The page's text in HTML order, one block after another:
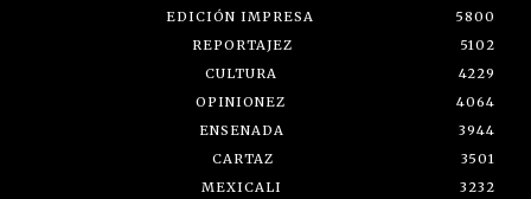
EDICIÓN IMPRESA
5800
REPORTAJEZ
5102
CULTURA
4229
OPINIONEZ
4064
ENSENADA
3944
CARTAZ
3501
MEXICALI
3232